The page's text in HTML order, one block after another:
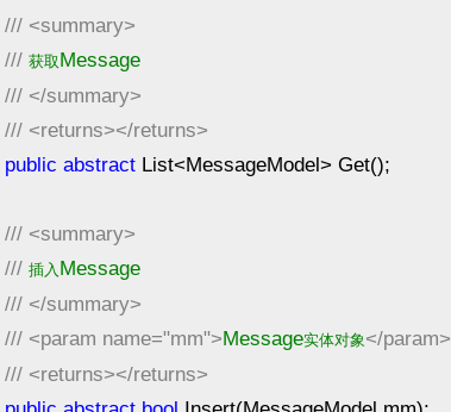
/// <summary>
/// 获取Message
/// </summary>
/// <returns></returns>
public abstractList<MessageModel> Get();
/// <summary>
/// 插入 Message
/// </summary>
/// <param name="mm">Message实体对象 </param>
/// <returns></returns>